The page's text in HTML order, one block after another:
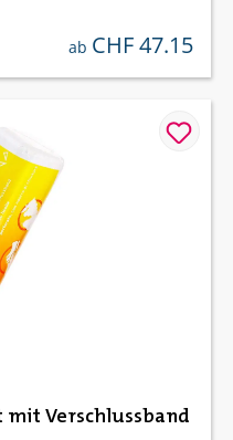
regulärer preis:
ab CHF 47.15
Verschlussband